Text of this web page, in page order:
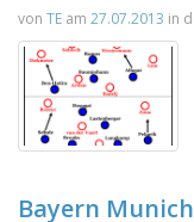
von TE am 27.07.2013 in
Bayern